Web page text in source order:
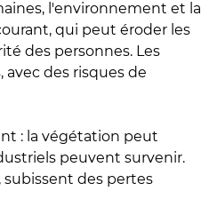
l'environnement et la
qui peut éroder les
des personnes. Les
des risques de
: la végétation peut
peuvent survenir.
des pertes